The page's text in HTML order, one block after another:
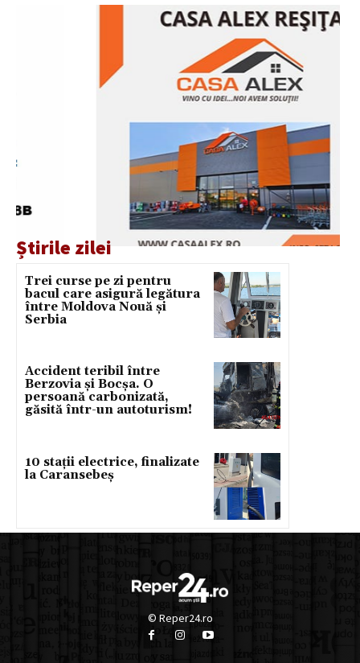
Știrile zilei
Trei curse pe zi pentru
bacul care asigură legătura
între Moldova Nouă și
Serbia
Accident teribil între
Berzovia și Bocșa. O
persoană carbonizată,
găsită într-un autoturism!
10 stații electrice, finalizate
la Caransebeș
© Reper24.ro